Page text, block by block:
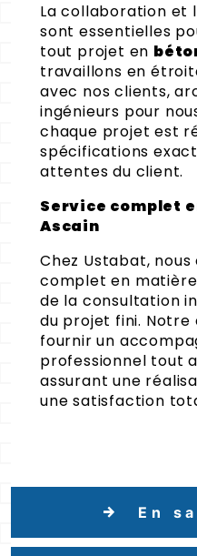
La collaboration et
sont essentielles
tout projet en
travaillons en
avec nos clients,
ingénieurs pour
chaque projet est
spécifications
attentes du client.
Service complet
Ascain
Chez Ustabat,
complet en
de la consultation
du projet fini. Notre
fournir un
professionnel tout
assurant une
une satisfaction
En